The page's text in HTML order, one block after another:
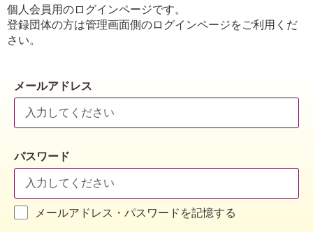
個人会員用のログインページです。
登録団体の方は管理画面側のログインページをご利用くだ
さい。
メールアドレス
パスワード
メールアドレス・パスワードを記憶する